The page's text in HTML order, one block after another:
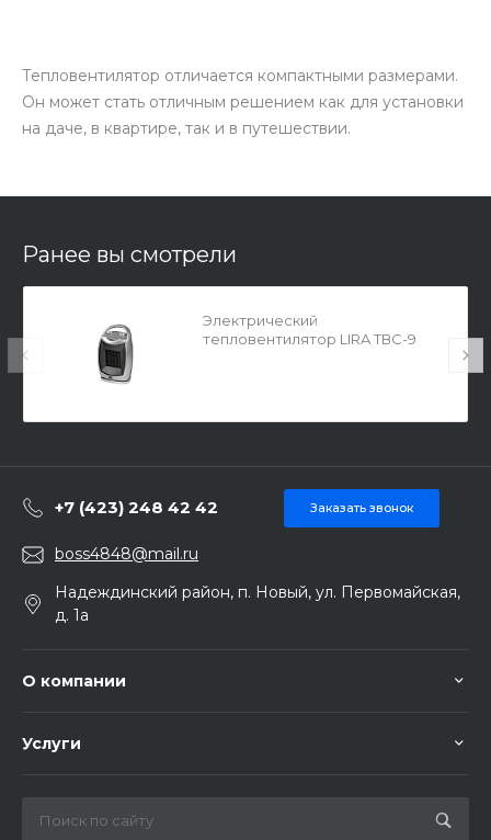
Тепловентилятор отличается компактными размерами.
Он может стать отличным решением как для установки
на даче, в квартире, так и в путешествии.
Ранее вы смотрели
Электрический
тепловентилятор LIRA ТВС-9
+7 (423) 248 42 42 Заказать звонок
boss4848@mail.ru
Надеждинский район, п. Новый, ул. Первомайская,
д. 1а
О компании
Услуги